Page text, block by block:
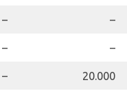
– –
– –
– 20.000